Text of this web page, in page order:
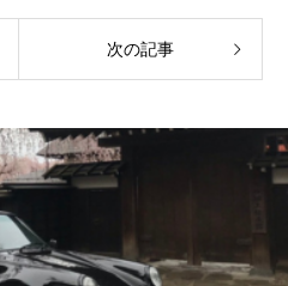
次の記事